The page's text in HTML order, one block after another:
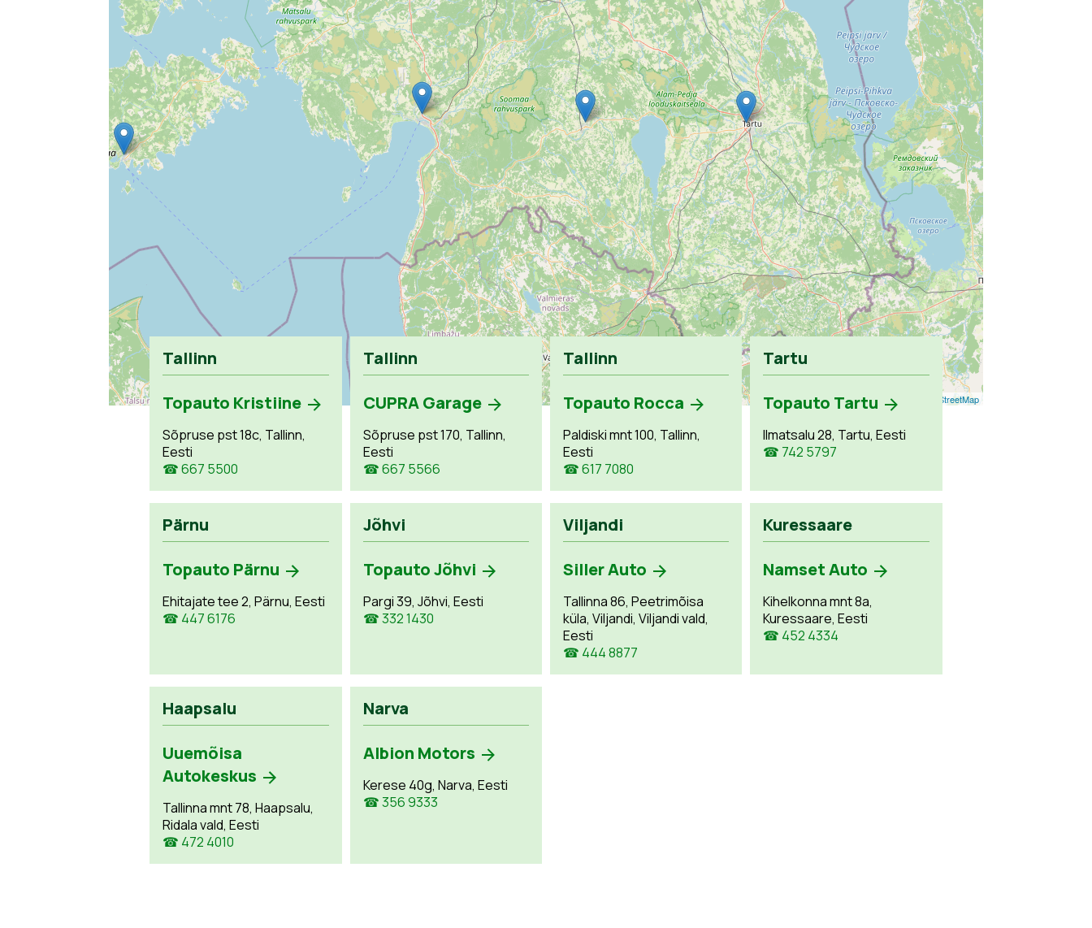
Leaflet OpenStreetMap
Tallinn
Topauto Kristiine
Sõpruse pst 18c, Tallinn,
Eesti
☎ 667 5500
Tallinn
CUPRA Garage
Sõpruse pst 170, Tallinn,
Eesti
☎ 667 5566
Tallinn
Topauto Rocca
Paldiski mnt 100, Tallinn,
Eesti
☎ 617 7080
Tartu
Topauto Tartu
Ilmatsalu 28, Tartu, Eesti
☎ 742 5797
Pärnu
Topauto Pärnu
Ehitajate tee 2, Pärnu, Eesti
☎ 447 6176
Jõhvi
Topauto Jõhvi
Pargi 39, Jõhvi, Eesti
☎ 332 1430
Viljandi
Siller Auto
Tallinna 86, Peetrimõisa
küla, Viljandi, Viljandi vald,
Eesti
☎ 444 8877
Kuressaare
Namset Auto
Kihelkonna mnt 8a,
Kuressaare, Eesti
☎ 452 4334
Haapsalu
Uuemõisa
Autokeskus
Tallinna mnt 78, Haapsalu,
Ridala vald, Eesti
☎ 472 4010
Narva
Albion Motors
Kerese 40g, Narva, Eesti
☎ 356 9333